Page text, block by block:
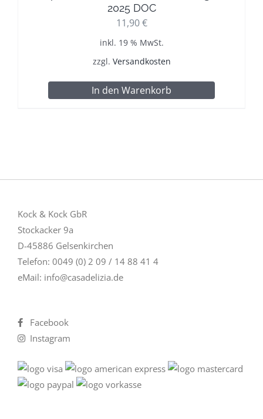
2025 DOC
11,90€
inkl. 19 % MwSt.
zzgl. Versandkosten
In den Warenkorb
Kock & Kock GbR
Stockacker 9a
D-45886 Gelsenkirchen
Telefon: 0049 (0) 2 09 / 14 88 41 4
eMail: info@casadelizia.de
Facebook
Instagram